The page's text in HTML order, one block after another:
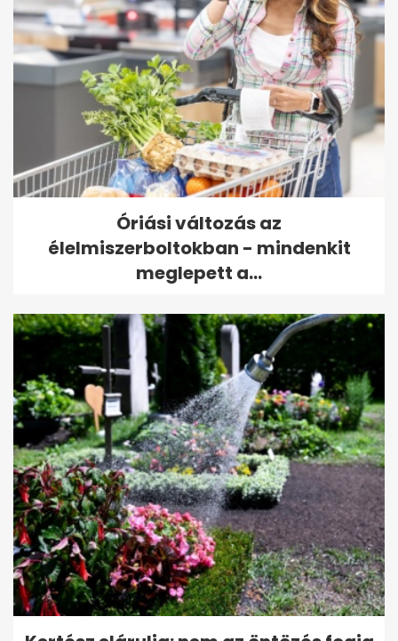
Óriási változás az
élelmiszerboltokban - mindenkit
meglepett a...